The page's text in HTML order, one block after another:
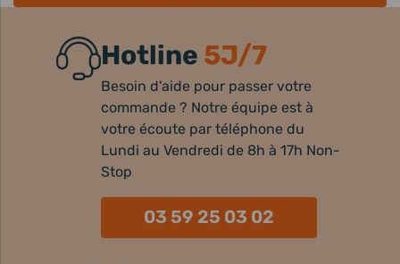
Hotline 5J/7
Besoin d'aide pour passer votre
commande ? Notre équipe est à
votre écoute par téléphone du
Lundi au Vendredi de 8h à 17h Non-
Stop
03 59 25 03 02